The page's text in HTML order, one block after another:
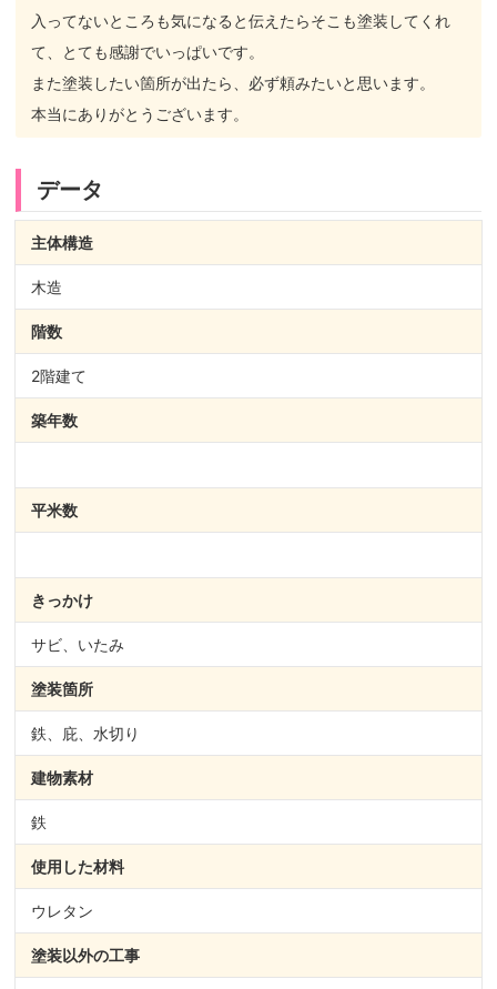
入ってないところも気になると伝えたらそこも塗装してくれ
て、とても感謝でいっぱいです。
また塗装したい箇所が出たら、必ず頼みたいと思います。
本当にありがとうございます。
データ
主体構造
木造
階数
2階建て
築年数
平米数
きっかけ
サビ、いたみ
塗装箇所
鉄、庇、水切り
建物素材
鉄
使用した材料
ウレタン
塗装以外の工事